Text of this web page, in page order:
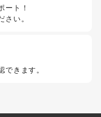
ート！
さい。
できます。